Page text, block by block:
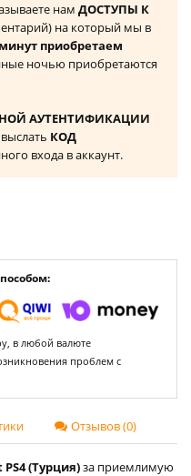
нам ДОСТУПЫ К
на который мы в
приобретаем
ночью приобретаются
АУТЕНТИФИКАЦИИ
КОД
входа в аккаунт.
в любой валюте
проблем с
Отзывов (0)
(Турция)за приемлимую